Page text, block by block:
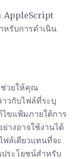
AppleScript
รับการดำเนิน
วยให้คุณ
วกับไฟล์ที่ระบุ
ขแฟ้มภายใต้การ
างอาจใช้งานได้
ล์เดียวแทนที่จะ
ระโยชน์สำหรับ